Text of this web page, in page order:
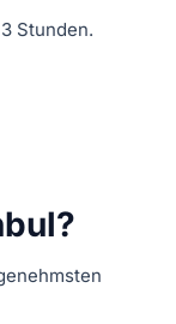
Stunden.